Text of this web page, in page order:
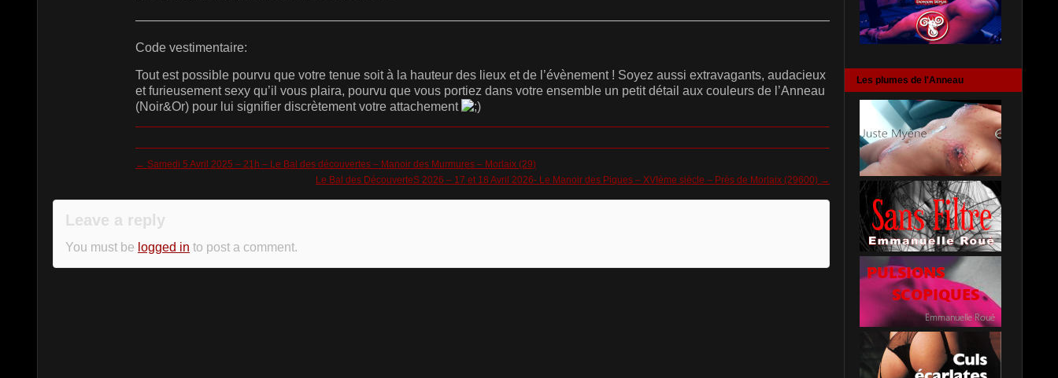
————————————————————————————————————————————————————————————————
Code vestimentaire:
Tout est possible pourvu que votre tenue soit à la hauteur des lieux et de l’évènement ! Soyez aussi extravagants, audacieux
et furieusement sexy qu’il vous plaira, pourvu que vous portiez dans votre ensemble un petit détail aux couleurs de l’Anneau
(Noir&Or) pour lui signifier discrètement votre attachement
← Samedi 5 Avril 2025 – 21h – Le Bal des découvertes – Manoir des Murmures – Morlaix (29)
Le Bal des DécouverteS 2026 – 17 et 18 Avril 2026- Le Manoir des Piques – XVIème siècle – Près de Morlaix (29600) →
Leave a reply
You must be logged in to post a comment.
Les plumes de l'Anneau